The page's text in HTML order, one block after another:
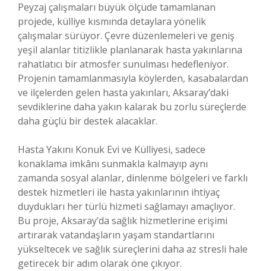
Peyzaj çalışmaları büyük ölçüde tamamlanan
projede, külliye kısmında detaylara yönelik
çalışmalar sürüyor. Çevre düzenlemeleri ve geniş
yeşil alanlar titizlikle planlanarak hasta yakınlarına
rahatlatıcı bir atmosfer sunulması hedefleniyor.
Projenin tamamlanmasıyla köylerden, kasabalardan
ve ilçelerden gelen hasta yakınları, Aksaray’daki
sevdiklerine daha yakın kalarak bu zorlu süreçlerde
daha güçlü bir destek alacaklar.
Hasta Yakını Konuk Evi ve Külliyesi, sadece
konaklama imkânı sunmakla kalmayıp aynı
zamanda sosyal alanlar, dinlenme bölgeleri ve farklı
destek hizmetleri ile hasta yakınlarının ihtiyaç
duydukları her türlü hizmeti sağlamayı amaçlıyor.
Bu proje, Aksaray’da sağlık hizmetlerine erişimi
artırarak vatandaşların yaşam standartlarını
yükseltecek ve sağlık süreçlerini daha az stresli hale
getirecek bir adım olarak öne çıkıyor.